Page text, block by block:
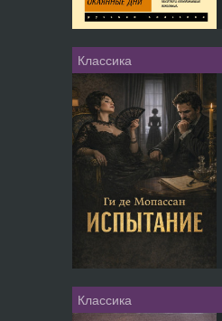
Классика
Классика